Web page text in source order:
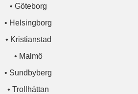
• Göteborg
• Helsingborg
• Kristianstad
• Malmö
• Sundbyberg
• Trollhättan